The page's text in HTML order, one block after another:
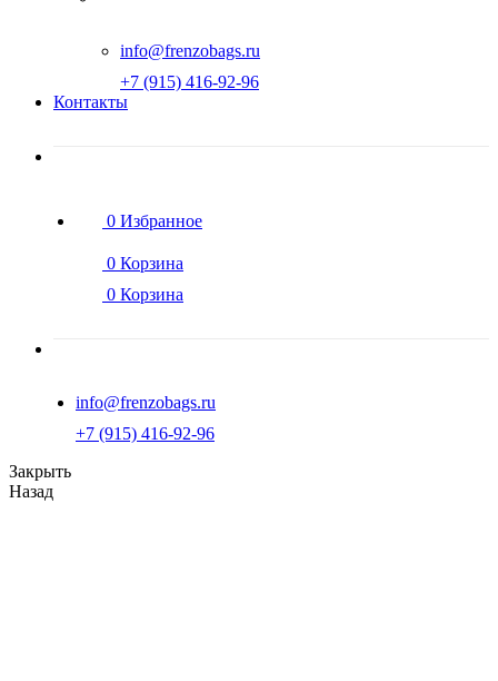
info@frenzobags.ru
‭+7 (915) 416-92-96
Контакты
0 Избранное
0 Корзина
0 Корзина
info@frenzobags.ru
‭+7 (915) 416-92-96
Закрыть
Назад